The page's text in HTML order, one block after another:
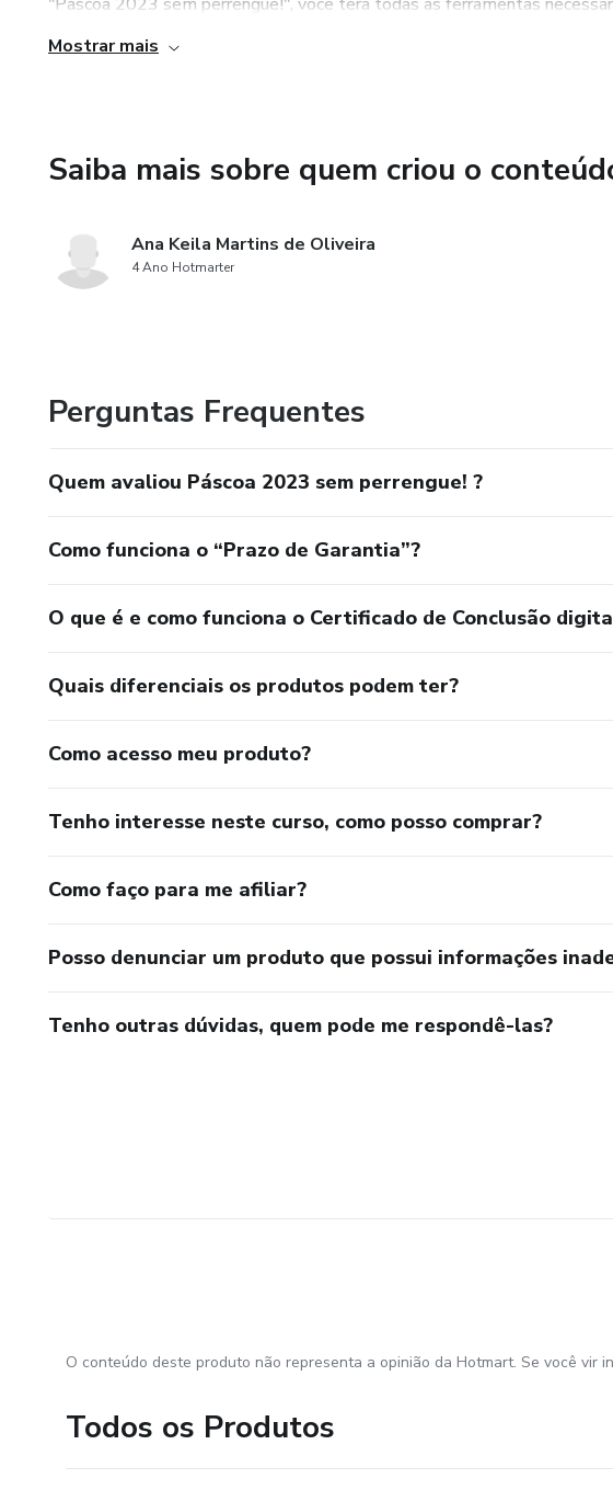
oportunidade. Aprenda a precificar corretamente os seus produtos, a
Mostrar mais
Saiba mais sobre quem criou o
Ana Keila Martins de Oliveira
4 Ano Hotmarter
Perguntas Frequentes
Quem avaliou Páscoa 2023 sem perrengue! ?
Como funciona o “Prazo de Garantia”?
O que é e como funciona o Certificado de Conclusão
Quais diferenciais os produtos podem ter?
Como acesso meu produto?
Tenho interesse neste curso, como posso comprar?
Como faço para me afiliar?
Posso denunciar um produto que possui informações
Tenho outras dúvidas, quem pode me respondê-las?
O conteúdo deste produto não representa a opinião da Hotmart. Se você vir
Todos os Produtos